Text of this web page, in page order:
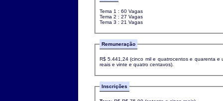
Tema 1 : 60 Vagas
Tema 2 : 27 Vagas
Tema 3 : 21 Vagas
Remuneração
R$ 5.441,24 (cinco mil e quatrocentos e quarenta e
reais e vinte e quatro centavos).
Inscrições